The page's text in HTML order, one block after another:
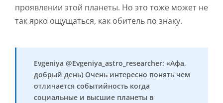
проявлении этой планеты. Но это тоже может не
так ярко ощущаться, как обитель по знаку.
Evgeniya @Evgeniya_astro_researcher: «Афа,
добрый день) Очень интересно понять чем
отличается событийность когда
социальные и высшие планеты в